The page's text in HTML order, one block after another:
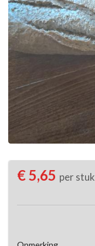
€ 5,65 per stuk